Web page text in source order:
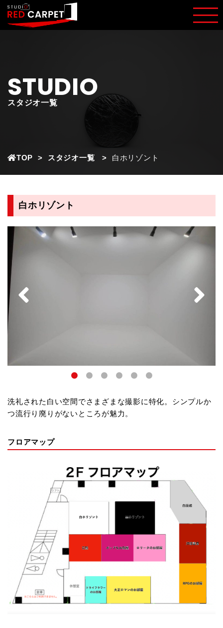
STUDIO
スタジオ一覧
TOP スタジオ一覧 白ホリゾント
白ホリゾント
洗礼された白い空間でさまざまな撮影に特化。シンプルか
つ流行り廃りがないところが魅力。
フロアマップ